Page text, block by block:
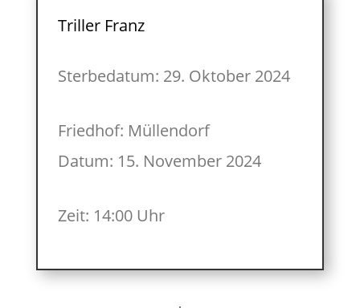
Triller Franz
Sterbedatum: 29. Oktober 2024
Friedhof: Müllendorf
Datum: 15. November 2024
Zeit: 14:00 Uhr